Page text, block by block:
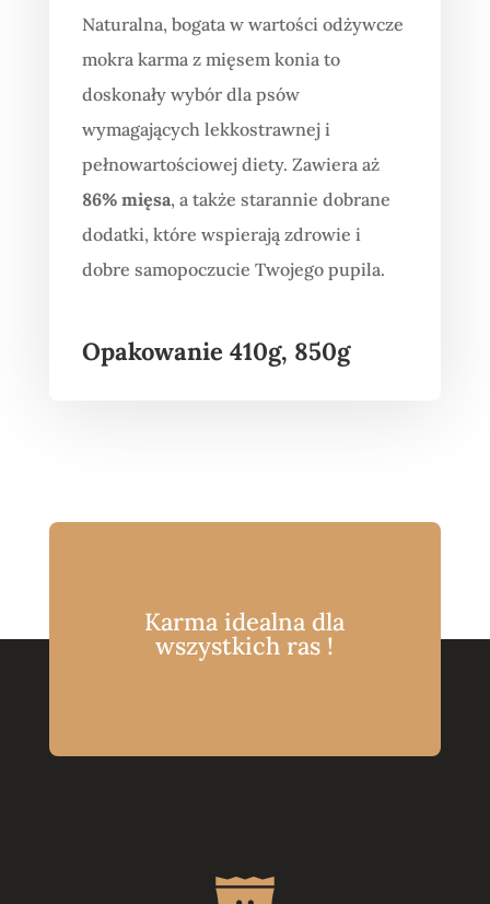
Naturalna, bogata w wartości odżywcze
mokra karma z mięsem konia to
doskonały wybór dla psów
wymagających lekkostrawnej i
pełnowartościowej diety. Zawiera aż
86% mięsa, a także starannie dobrane
dodatki, które wspierają zdrowie i
dobre samopoczucie Twojego pupila.
Opakowanie 410g, 850g
Karma idealna dla
wszystkich ras !